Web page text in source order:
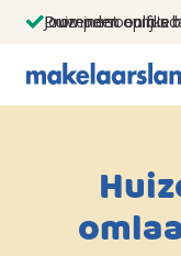
Jouw persoonlijke
Duizenden euro's
Prominent op